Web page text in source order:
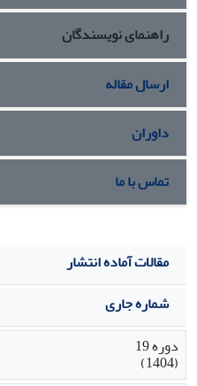
راهنمای نویسندگان
ارسال مقاله
داوران
تماس با ما
مقالات آماده انتشار
شماره جاری
دوره 19
(1404)